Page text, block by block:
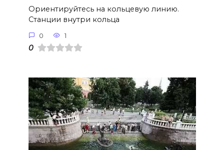
Ориентируйтесь на кольцевую линию.
Станции внутри кольца
0 1
0